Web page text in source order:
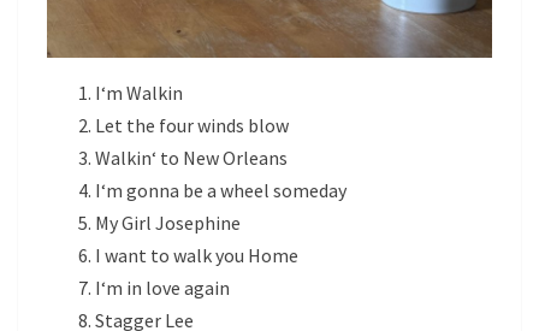
I‘m Walkin
Let the four winds blow
Walkin‘ to New Orleans
I‘m gonna be a wheel someday
My Girl Josephine
I want to walk you Home
I‘m in love again
Stagger Lee